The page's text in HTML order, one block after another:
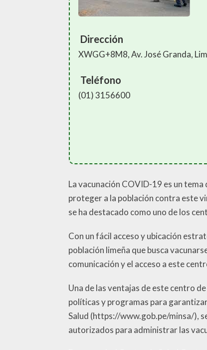
Dirección
XWGG+8M8, Av. José Granda,
Teléfono
(01) 3156600
La vacunación COVID-19 es un
proteger a la población contra este
se ha destacado como uno de los
Con un fácil acceso y ubicación
población limeña que busca
comunicación y el acceso a este
Una de las ventajas de este centro
políticas y programas para
Salud (https://www.gob.pe/minsa/),
autorizados para administrar las